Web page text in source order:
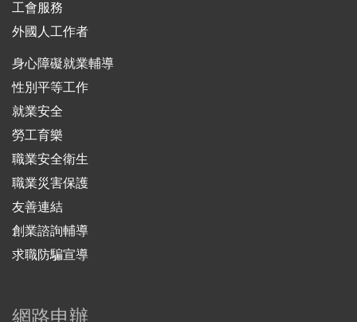
工會服務
外國人工作者
身心障礙就業輔導
性別平等工作
就業安全
勞工育樂
職業安全衛生
職業災害保護
友善連結
創業諮詢輔導
求職防騙宣導
網路申辦